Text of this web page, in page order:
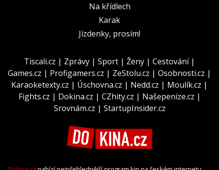
Na křídlech
Karak
Jízdenky, prosím!
Tiscali.cz | Zprávy | Sport | Ženy | Cestování|
Games.cz | Profigamers.cz | ZeStolu.cz | Osobnosti.cz |
Karaoketexty.cz | Úschovna.cz | Nedd.cz | Moulík.cz |
Fights.cz | Dokina.cz | CZhity.cz | Našepeníze.cz |
Srovnám.cz | StartupInsider.cz